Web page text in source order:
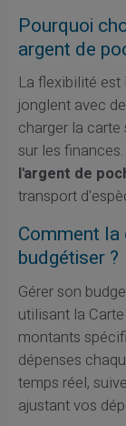
Pourquoi
argent de
La flexibilité
jonglent avec
charger la
sur les
l'argent de
transport
Comment la
budgétiser ?
Gérer son
utilisant la
montants
dépenses
temps réel,
ajustant vos